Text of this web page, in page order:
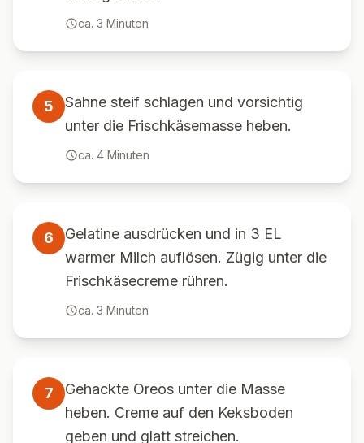
ca. 3 Minuten
5
Sahne steif schlagen und vorsichtig
unter die Frischkäsemasse heben.
ca. 4 Minuten
6
Gelatine ausdrücken und in 3 EL
warmer Milch auflösen. Zügig unter die
Frischkäsecreme rühren.
ca. 3 Minuten
7
Gehackte Oreos unter die Masse
heben. Creme auf den Keksboden
geben und glatt streichen.